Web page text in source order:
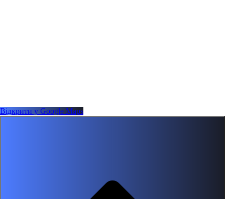
Відкрити у Google Maps